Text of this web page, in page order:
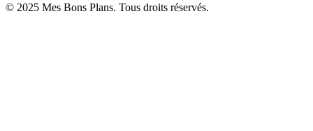
© 2025 Mes Bons Plans. Tous droits réservés.